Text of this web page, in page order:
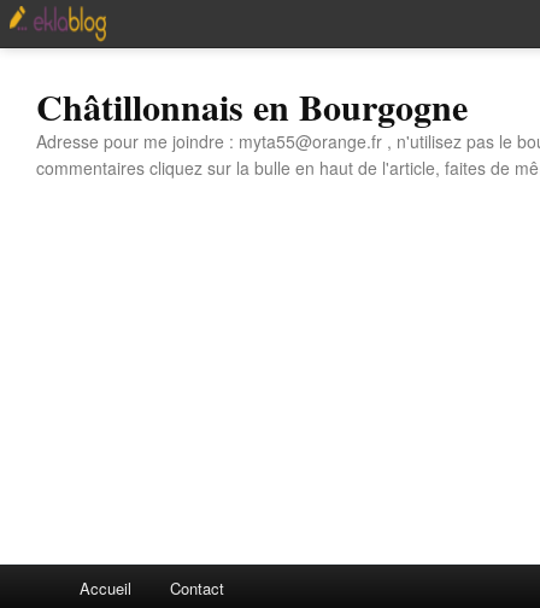
Châtillonnais en Bourgogne
Adresse pour me joindre : myta55@orange.fr , n'utilisez pas le
commentaires cliquez sur la bulle en haut de l'article, faites de
Accueil Contact